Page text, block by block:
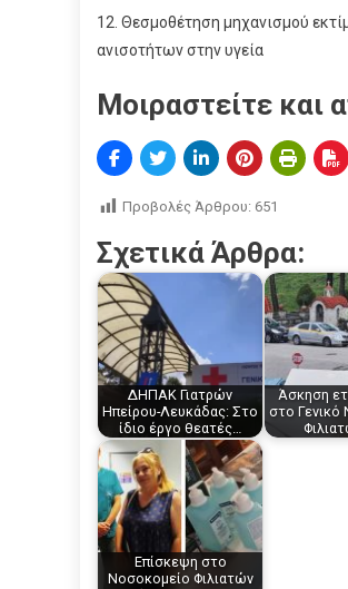
12. Θεσμοθέτηση μηχανισμού
ανισοτήτων στην υγεία
Μοιραστείτε και
Προβολές Άρθρου: 651
Σχετικά Άρθρα:
ΔΗΠΑΚ Γιατρών
Ηπείρου-Λευκάδας: Στο
ίδιο έργο θεατές…
Άσκηση
στο Γενικό
Επίσκεψη στο
Νοσοκομείο Φιλιατών